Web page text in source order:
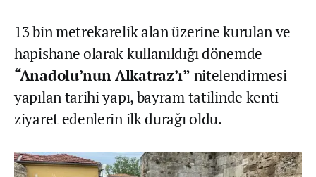
13 bin metrekarelik alan üzerine kurulan ve
hapishane olarak kullanıldığı dönemde
“Anadolu’nun Alkatraz’ı” nitelendirmesi
yapılan tarihi yapı, bayram tatilinde kenti
ziyaret edenlerin ilk durağı oldu.